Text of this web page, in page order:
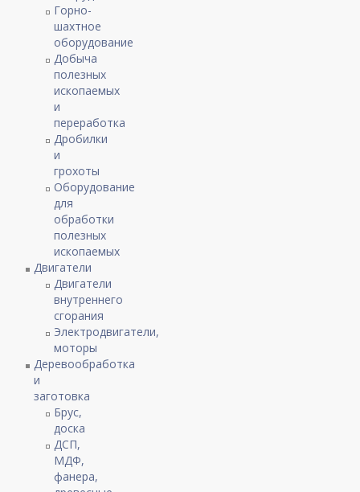
Горно-
шахтное
оборудование
Добыча
полезных
ископаемых
и
переработка
Дробилки
и
грохоты
Оборудование
для
обработки
полезных
ископаемых
Двигатели
Двигатели
внутреннего
сгорания
Электродвигатели,
моторы
Деревообработка
и
заготовка
Брус,
доска
ДСП,
МДФ,
фанера,